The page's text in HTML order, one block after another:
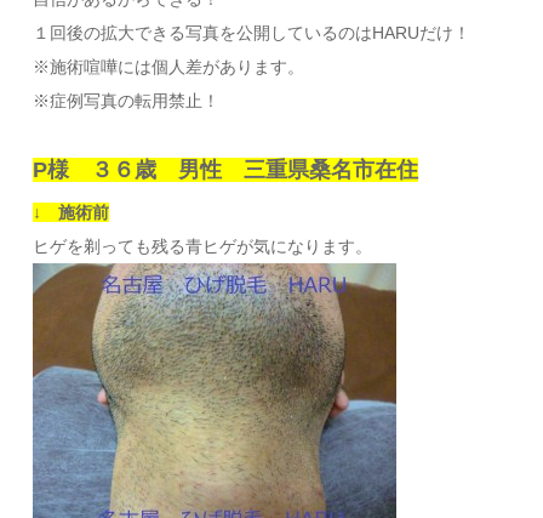
１回後の拡大できる写真を公開しているのはHARUだけ！
※施術喧嘩には個人差があります。
※症例写真の転用禁止！
P様 ３６歳 男性 三重県桑名市在住
↓ 施術前
ヒゲを剃っても残る青ヒゲが気になります。